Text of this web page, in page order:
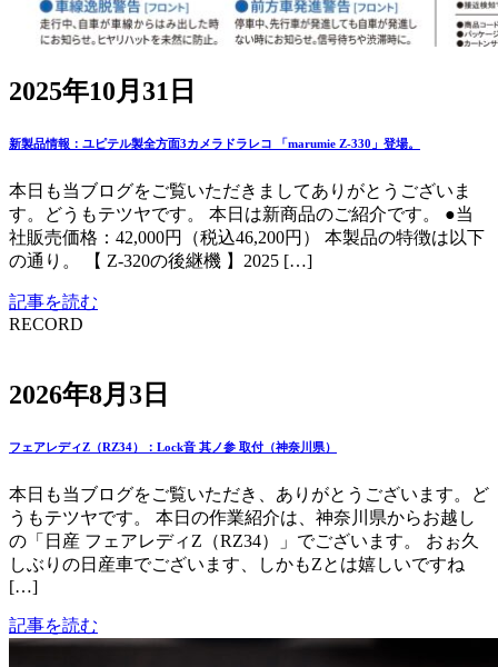
2025年10月31日
新製品情報：ユピテル製全方面3カメラドラレコ 「marumie Z-330」登場。
本日も当ブログをご覧いただきましてありがとうございま
す。どうもテツヤです。 本日は新商品のご紹介です。 ●当
社販売価格：42,000円（税込46,200円） 本製品の特徴は以下
の通り。 【 Z-320の後継機 】2025 […]
記事を読む
RECORD
2026年8月3日
フェアレディZ（RZ34）：Lock音 其ノ参 取付（神奈川県）
本日も当ブログをご覧いただき、ありがとうございます。ど
うもテツヤです。 本日の作業紹介は、神奈川県からお越し
の「日産 フェアレディZ（RZ34）」でございます。 おぉ久
しぶりの日産車でございます、しかもZとは嬉しいですね
[…]
記事を読む